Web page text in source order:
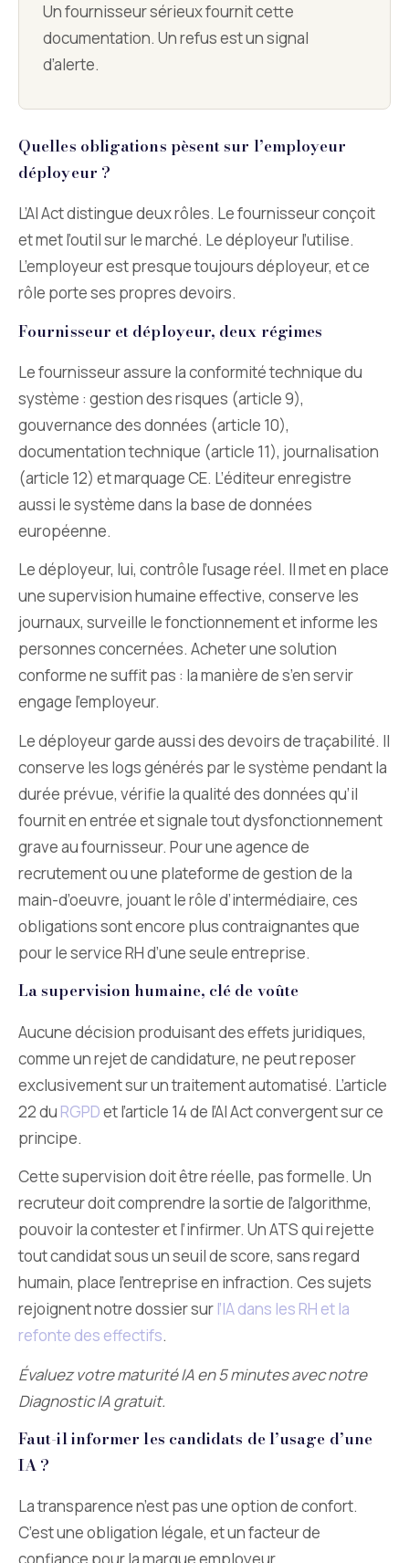
Un fournisseur sérieux fournit cette
documentation. Un refus est un signal
d’alerte.
Quelles obligations pèsent sur l’employeur
déployeur ?
L’AI Act distingue deux rôles. Le fournisseur conçoit
et met l’outil sur le marché. Le déployeur l’utilise.
L’employeur est presque toujours déployeur, et ce
rôle porte ses propres devoirs.
Fournisseur et déployeur, deux régimes
Le fournisseur assure la conformité technique du
système : gestion des risques (article 9),
gouvernance des données (article 10),
documentation technique (article 11), journalisation
(article 12) et marquage CE. L’éditeur enregistre
aussi le système dans la base de données
européenne.
Le déployeur, lui, contrôle l’usage réel. Il met en place
une supervision humaine effective, conserve les
journaux, surveille le fonctionnement et informe les
personnes concernées. Acheter une solution
conforme ne suffit pas : la manière de s’en servir
engage l’employeur.
Le déployeur garde aussi des devoirs de traçabilité. Il
conserve les logs générés par le système pendant la
durée prévue, vérifie la qualité des données qu’il
fournit en entrée et signale tout dysfonctionnement
grave au fournisseur. Pour une agence de
recrutement ou une plateforme de gestion de la
main-d’oeuvre, jouant le rôle d’intermédiaire, ces
obligations sont encore plus contraignantes que
pour le service RH d’une seule entreprise.
La supervision humaine, clé de voûte
Aucune décision produisant des effets juridiques,
comme un rejet de candidature, ne peut reposer
exclusivement sur un traitement automatisé. L’article
22 du RGPDet l’article 14 de l’AI Act convergent sur ce
principe.
Cette supervision doit être réelle, pas formelle. Un
recruteur doit comprendre la sortie de l’algorithme,
pouvoir la contester et l’infirmer. Un ATS qui rejette
tout candidat sous un seuil de score, sans regard
humain, place l’entreprise en infraction. Ces sujets
rejoignent notre dossier sur l’IA dans les RH et la
refonte des effectifs.
Évaluez votre maturité IA en 5 minutes avec notre
Diagnostic IA gratuit.
Faut-il informer les candidats de l’usage d’une
IA ?
La transparence n’est pas une option de confort.
C’est une obligation légale, et un facteur de